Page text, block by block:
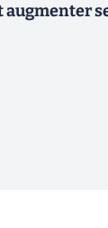
augmenter